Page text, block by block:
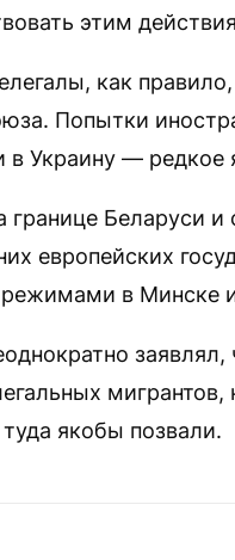
этим
как
Попытки
в Украину — редкое
Беларуси
европейских
режимами в Минске
заявлял,
якобы позвали.